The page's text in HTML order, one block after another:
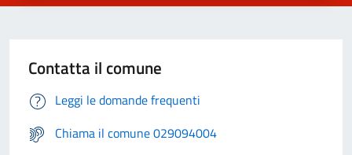
Contatta il comune
Leggi le domande frequenti
Chiama il comune 029094004